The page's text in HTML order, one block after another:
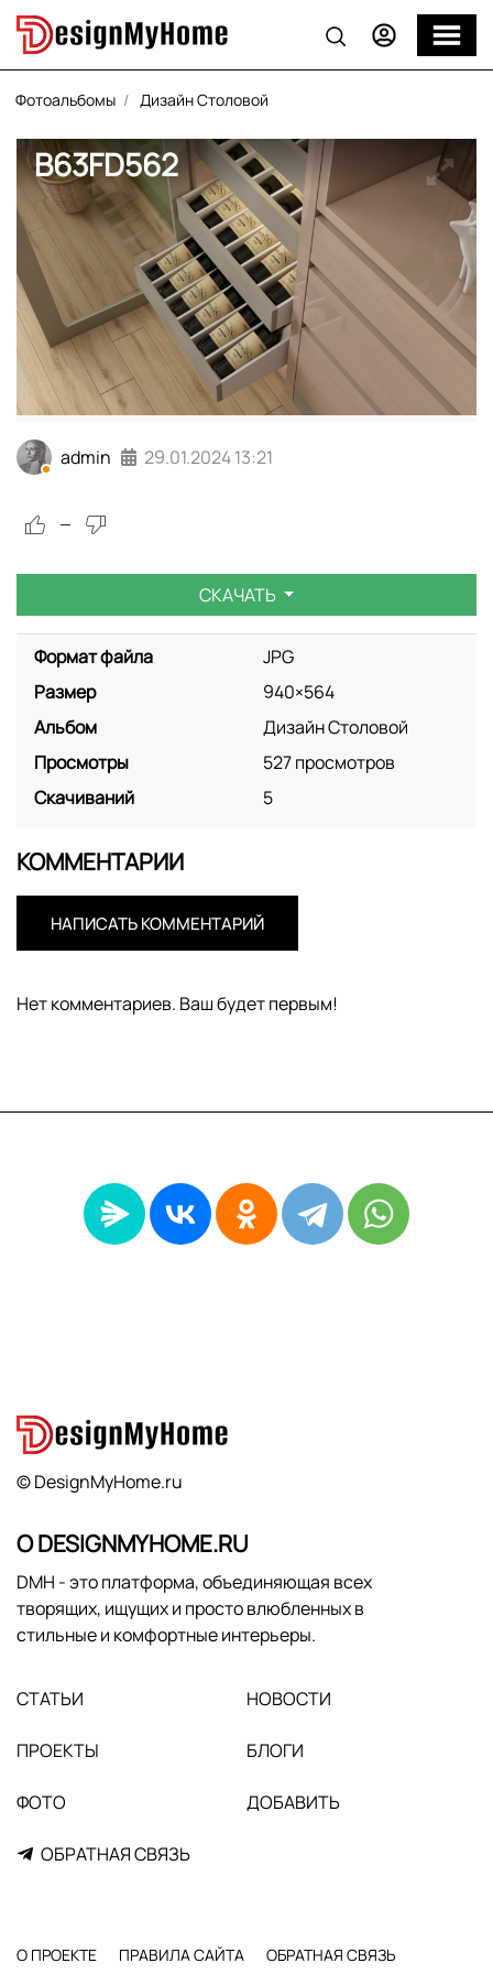
Фотоальбомы Дизайн Столовой
B63FD562
admin 29.01.202413:21
—
СКАЧАТЬ
Формат файла
JPG
Размер
940×564
Альбом
Дизайн Столовой
Просмотры
527 просмотров
Скачиваний
5
КОММЕНТАРИИ
НАПИСАТЬ КОММЕНТАРИЙ
Нет комментариев. Ваш будет первым!
© DesignMyHome.ru
О DESIGNMYHOME.RU
DMH - это платформа, объединяющая всех
творящих, ищущих и просто влюбленных в
стильные и комфортные интерьеры.
СТАТЬИ НОВОСТИ
ПРОЕКТЫ БЛОГИ
ФОТО ДОБАВИТЬ
ОБРАТНАЯ СВЯЗЬ
О ПРОЕКТЕ ПРАВИЛА САЙТА ОБРАТНАЯ СВЯЗЬ